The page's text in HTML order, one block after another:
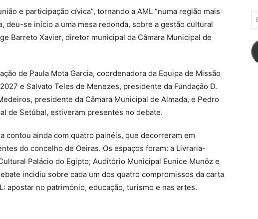
e participação cívica”, tornando a AML “numa região mais
deu-se início a uma mesa redonda, sobre a gestão cultural
Barreto Xavier, diretor municipal da Câmara Municipal de
de Paula Mota Garcia, coordenadora da Equipa de Missão
e Salvato Teles de Menezes, presidente da Fundação D.
presidente da Câmara Municipal de Almada, e Pedro
de Setúbal, estiveram presentes no debate.
contou ainda com quatro painéis, que decorreram em
do concelho de Oeiras. Os espaços foram: a Livraria-
Palácio do Egipto; Auditório Municipal Eunice Munõz e
incidiu sobre cada um dos quatro compromissos da carta
apostar no património, educação, turismo e nas artes.
de